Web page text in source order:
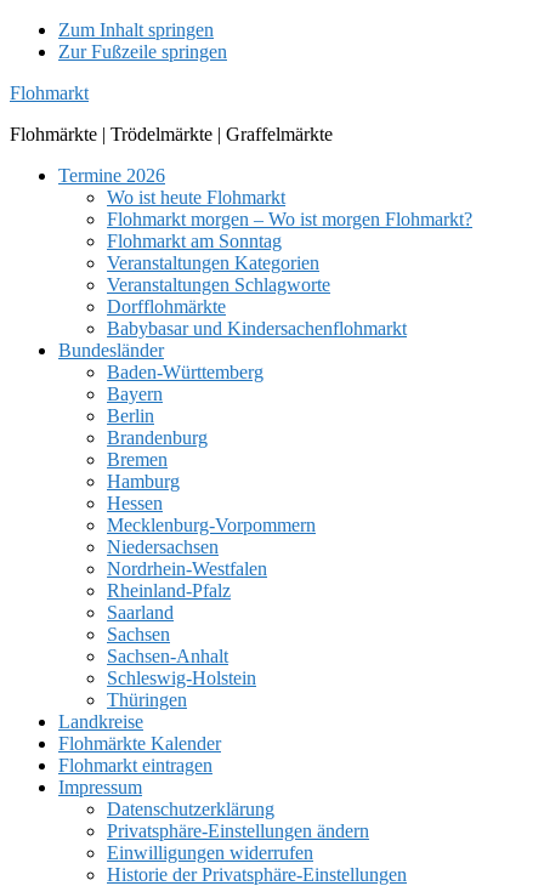
Zum Inhalt springen
Zur Fußzeile springen
Flohmarkt
Flohmärkte | Trödelmärkte | Graffelmärkte
Termine 2026
Wo ist heute Flohmarkt
Flohmarkt morgen – Wo ist morgen Flohmarkt?
Flohmarkt am Sonntag
Veranstaltungen Kategorien
Veranstaltungen Schlagworte
Dorfflohmärkte
Babybasar und Kindersachenflohmarkt
Bundesländer
Baden-Württemberg
Bayern
Berlin
Brandenburg
Bremen
Hamburg
Hessen
Mecklenburg-Vorpommern
Niedersachsen
Nordrhein-Westfalen
Rheinland-Pfalz
Saarland
Sachsen
Sachsen-Anhalt
Schleswig-Holstein
Thüringen
Landkreise
Flohmärkte Kalender
Flohmarkt eintragen
Impressum
Datenschutzerklärung
Privatsphäre-Einstellungen ändern
Einwilligungen widerrufen
Historie der Privatsphäre-Einstellungen